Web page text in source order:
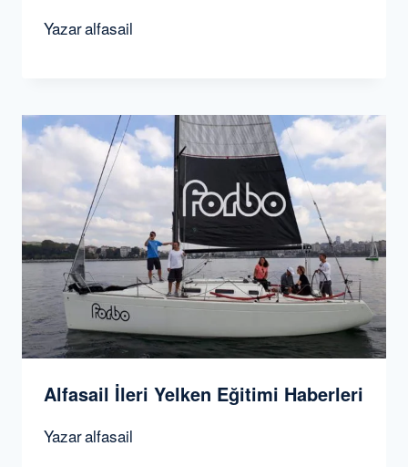
Yazaralfasail
Alfasail İleri Yelken Eğitimi Haberleri
Yazaralfasail